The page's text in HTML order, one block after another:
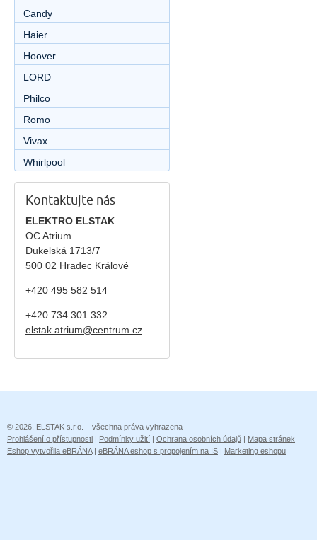
Candy
Haier
Hoover
LORD
Philco
Romo
Vivax
Whirlpool
Kontaktujte nás
ELEKTRO ELSTAK
OC Atrium
Dukelská 1713/7
500 02 Hradec Králové
+420 495 582 514
+420 734 301 332
elstak.atrium@centrum.cz
© 2026, ELSTAK s.r.o. – všechna práva vyhrazena
Prohlášení o přístupnosti | Podmínky užití | Ochrana osobních údajů | Mapa stránek
Eshop vytvořila eBRÁNA| eBRÁNA eshop s propojením na IS | Marketing eshopu